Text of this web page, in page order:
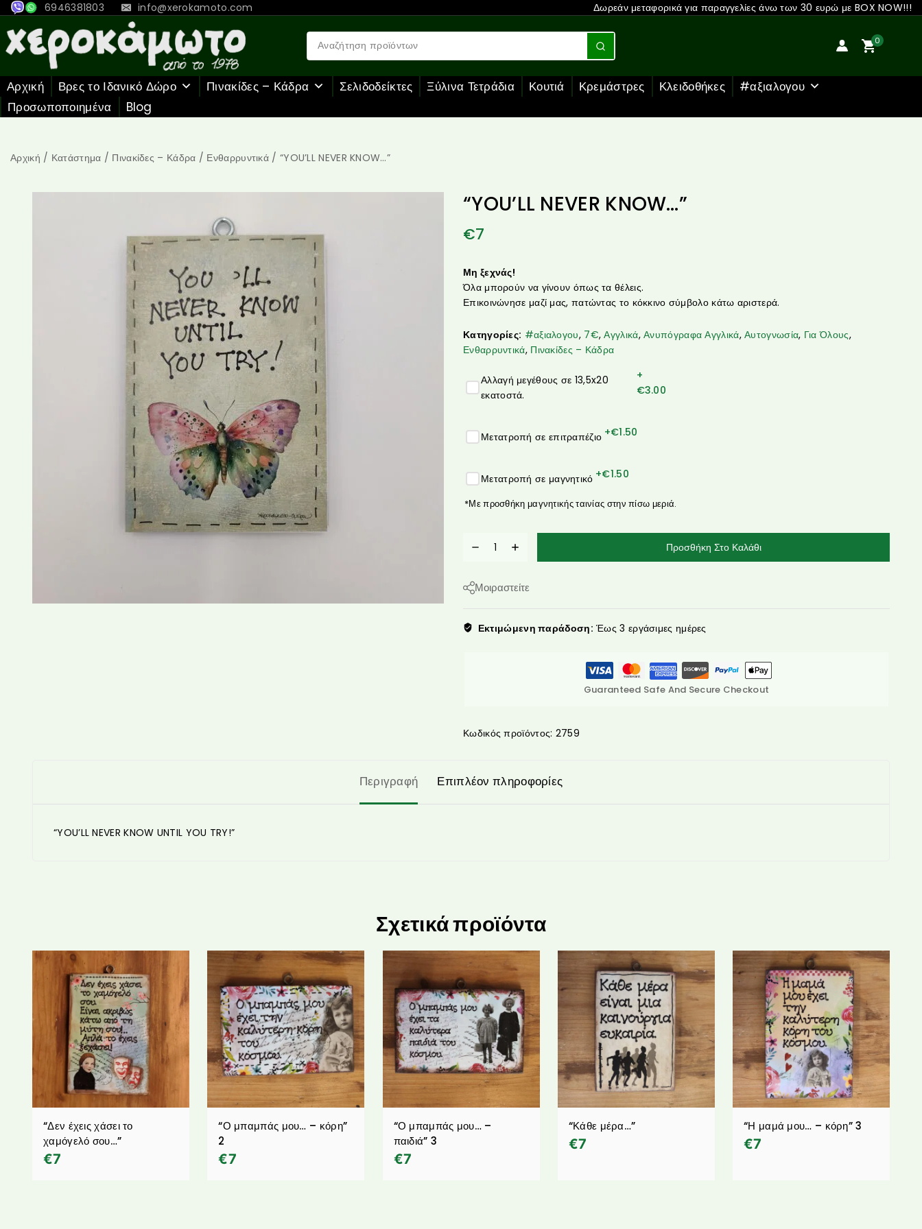
6946381803 info@xerokamoto.com Δωρεάν μεταφορικά για παραγγελίες άνω των 30 ευρώ με BOX NOW!!!
0
Αρχική Βρες το Ιδανικό Δώρο Πινακίδες – Κάδρα Σελιδοδείκτες Ξύλινα Τετράδια Κουτιά Κρεμάστρες Κλειδοθήκες
#αξιαλογου
Προσωποποιημένα
Blog
Αρχική / Κατάστημα / Πινακίδες – Κάδρα / Ενθαρρυντικά / “YOU’LL NEVER KNOW…”
“YOU’LL NEVER KNOW…”
€7
Μη ξεχνάς!
Όλα μπορούν να γίνουν όπως τα θέλεις.
Επικοινώνησε μαζί μας, πατώντας το κόκκινο σύμβολο κάτω αριστερά.
Κατηγορίες: #αξιαλογου, 7€,Αγγλικά,Ανυπόγραφα Αγγλικά,Αυτογνωσία, Για Όλους,
Ενθαρρυντικά, Πινακίδες – Κάδρα
Αλλαγή μεγέθους σε 13,5x20
εκατοστά.
+
€3.00
Μετατροπή σε επιτραπέζιο +€1.50
Μετατροπή σε μαγνητικό +€1.50
*Με προσθήκη μαγνητικής ταινίας στην πίσω μεριά.
Προσθήκη Στο Καλάθι
Μοιραστείτε
Εκτιμώμενη παράδοση: Έως 3 εργάσιμες ημέρες
Guaranteed Safe And Secure Checkout
Κωδικός προϊόντος: 2759
Περιγραφή Επιπλέον πληροφορίες
“YOU’LL NEVER KNOW UNTIL YOU TRY!”
Σχετικά προϊόντα
“Δεν έχεις χάσει το
χαμόγελό σου…”
€7
“Ο μπαμπάς μου… – κόρη”
2
€7
“Ο μπαμπάς μου… –
παιδιά” 3
€7
“Κάθε μέρα…”
€7
“Η μαμά μου… – κόρη” 3
€7